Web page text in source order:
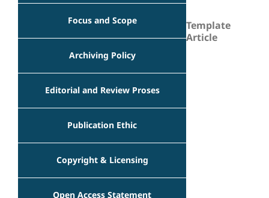
Focus and Scope
Archiving Policy
Editorial and Review Proses
Publication Ethic
Copyright & Licensing
Open Access Statement
Template
Article